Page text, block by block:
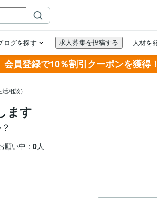
会員登録で10％割引クーポンを獲得！
相談）
ます
願い中： 0人